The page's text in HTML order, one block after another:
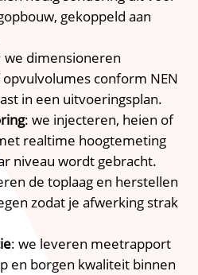
gekoppeld aan
we dimensioneren
conform NEN
in een uitvoeringsplan.​
: we injecteren, heien of
realtime hoogtemeting
niveau wordt gebracht.​
de toplaag en herstellen
zodat je afwerking strak
: we leveren meetrapport
en borgen kwaliteit binnen